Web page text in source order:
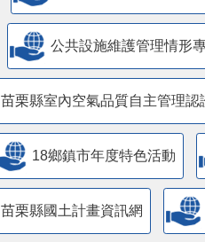
公共設施維護管理情形
苗栗縣室內空氣品質自主管理認
18鄉鎮市年度特色活動
苗栗縣國土計畫資訊網